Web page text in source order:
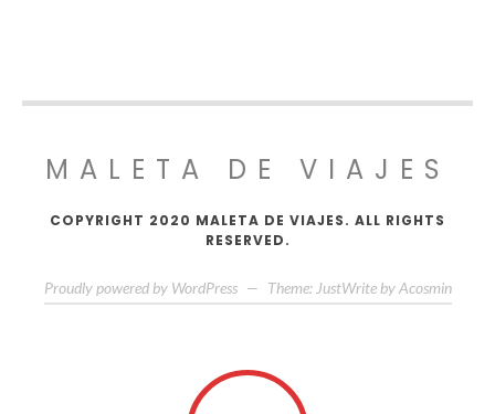
MALETA DE VIAJES
COPYRIGHT 2020 MALETA DE VIAJES. ALL RIGHTS
RESERVED.
Proudly powered by WordPress — Theme: JustWrite by Acosmin